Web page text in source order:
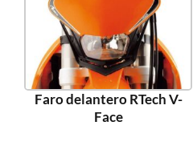
Faro delantero RTech V-
Face